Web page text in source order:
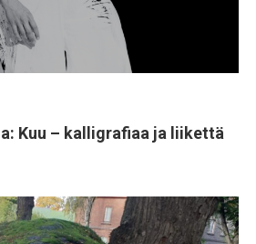
Kuu – kalligrafiaa ja liikettä